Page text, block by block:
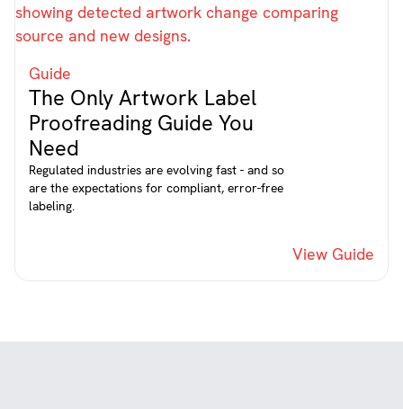
Guide
The Only Artwork Label
Proofreading Guide You
Need
Regulated industries are evolving fast - and so
are the expectations for compliant, error-free
labeling.
View Guide